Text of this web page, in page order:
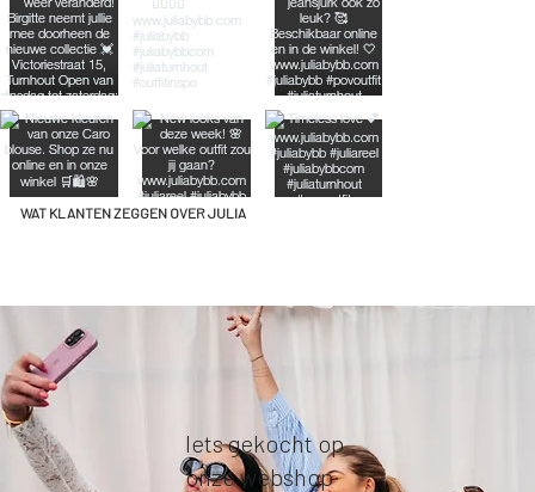
WAT KLANTEN ZEGGEN OVER JULIA
Iets gekocht op
onze webshop